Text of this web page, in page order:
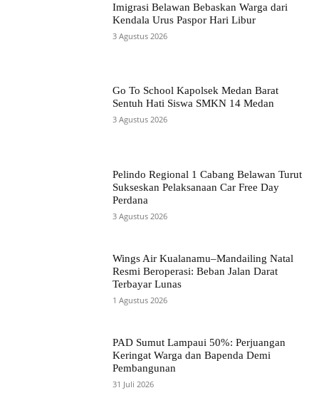
Imigrasi Belawan Bebaskan Warga dari
Kendala Urus Paspor Hari Libur
3 Agustus 2026
Go To School Kapolsek Medan Barat
Sentuh Hati Siswa SMKN 14 Medan
3 Agustus 2026
Pelindo Regional 1 Cabang Belawan Turut
Sukseskan Pelaksanaan Car Free Day
Perdana
3 Agustus 2026
Wings Air Kualanamu–Mandailing Natal
Resmi Beroperasi: Beban Jalan Darat
Terbayar Lunas
1 Agustus 2026
PAD Sumut Lampaui 50%: Perjuangan
Keringat Warga dan Bapenda Demi
Pembangunan
31 Juli 2026